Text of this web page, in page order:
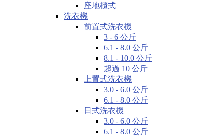
座地櫃式
洗衣機
前置式洗衣機
3 - 6 公斤
6.1 - 8.0 公斤
8.1 - 10.0 公斤
超過 10 公斤
上置式洗衣機
3.0 - 6.0 公斤
6.1 - 8.0 公斤
日式洗衣機
3.0 - 6.0 公斤
6.1 - 8.0 公斤